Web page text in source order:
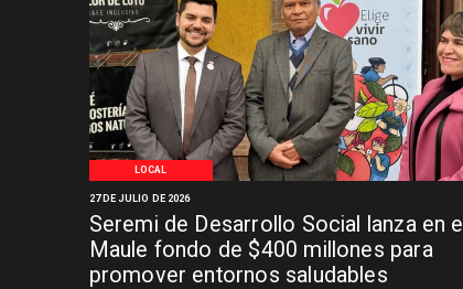
LOCAL
Seremi de Desarrollo Social lanza en el
Maule fondo de $400 millones para
promover entornos saludables
27 DE JULIO DE 2026